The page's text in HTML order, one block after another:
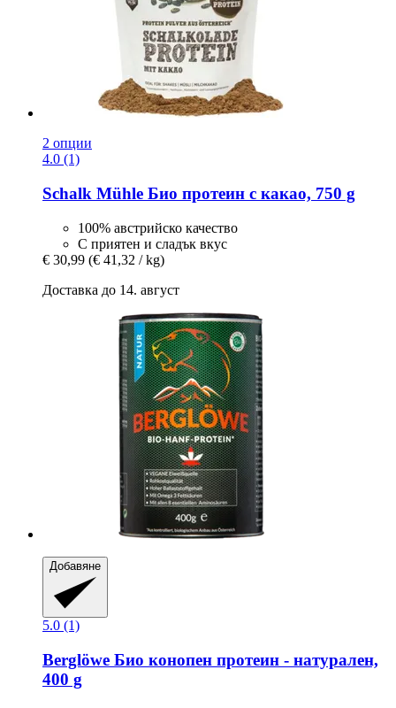
2 опции
4.0 (1)
Schalk Mühle Био протеин с какао, 750 g
100% австрийско качество
С приятен и сладък вкус
€ 30,99 (€ 41,32 / kg)
Доставка до 14. август
Добавяне
5.0 (1)
Berglöwe Био конопен протеин -​ натурален,
400 g